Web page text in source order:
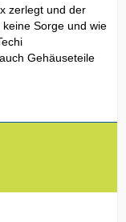
zerlegt und der
Sorge und wie
Gehäuseteile